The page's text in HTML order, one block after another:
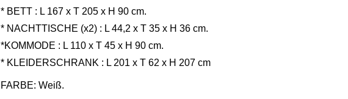
* BETT : L 167 x T 205 x H 90 cm.
* NACHTTISCHE (x2) : L 44,2 x T 35 x H 36 cm.
*KOMMODE : L 110 x T 45 x H 90 cm.
* KLEIDERSCHRANK : L 201 x T 62 x H 207 cm
FARBE: Weiß.